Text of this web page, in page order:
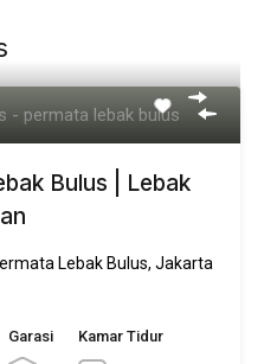
Bulus | Lebak
Lebak Bulus, Jakarta
Garasi
Kamar Tidur